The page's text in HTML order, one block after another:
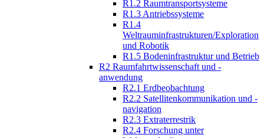
R1.2 Raumtransportsysteme
R1.3 Antriebssysteme
R1.4
Weltrauminfrastrukturen/Exploration
und Robotik
R1.5 Bodeninfrastruktur und Betrieb
R2 Raumfahrtwissenschaft und -
anwendung
R2.1 Erdbeobachtung
R2.2 Satellitenkommunikation und -
navigation
R2.3 Extraterrestrik
R2.4 Forschung unter